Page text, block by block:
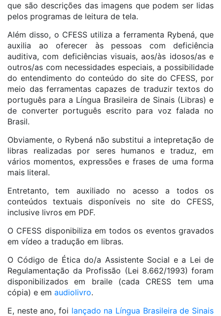
que são descrições das imagens que podem ser lidas
pelos programas de leitura de tela.
Além disso, o CFESS utiliza a ferramenta Rybená, que
auxilia ao oferecer às pessoas com deficiência
auditiva, com deficiências visuais, aos/às idosos/as e
outros/as com necessidades especiais, a possibilidade
do entendimento do conteúdo do site do CFESS, por
meio das ferramentas capazes de traduzir textos do
português para a Língua Brasileira de Sinais (Libras) e
de converter português escrito para voz falada no
Brasil.
Obviamente, o Rybená não substitui a intepretação de
libras realizadas por seres humanos e traduz, em
vários momentos, expressões e frases de uma forma
mais literal.
Entretanto, tem auxiliado no acesso a todos os
conteúdos textuais disponíveis no site do CFESS,
inclusive livros em PDF.
O CFESS disponibiliza em todos os eventos gravados
em vídeo a tradução em libras.
O Código de Ética do/a Assistente Social e a Lei de
Regulamentação da Profissão (Lei 8.662/1993) foram
disponibilizados em braile (cada CRESS tem uma
cópia) e em audiolivro.
E, neste ano, foi lançado na Língua Brasileira de Sinais